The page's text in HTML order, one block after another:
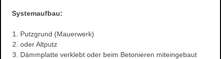
Systemaufbau:
Putzgrund (Mauerwerk)
oder Altputz
Dämmplatte verklebt oder beim Betonieren miteingebaut